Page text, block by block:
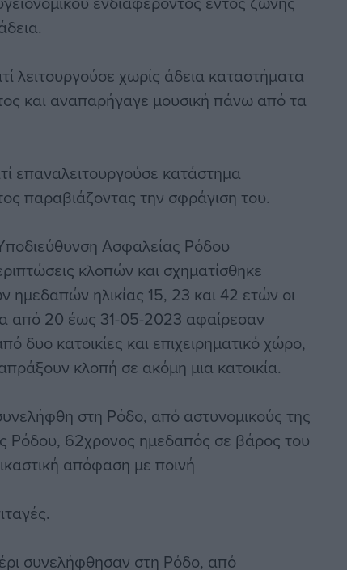
λειτουργούσε χωρίς άδεια καταστήματα
και αναπαρήγαγε μουσική πάνω από τα
επαναλειτουργούσε κατάστημα
παραβιάζοντας την σφράγιση του.
Ασφαλείας Ρόδου
κλοπών και σχηματίσθηκε
ημεδαπών ηλικίας 15, 23 και 42 ετών οι
από 20 έως 31-05-2023 αφαίρεσαν
δυο κατοικίες και επιχειρηματικό χώρο,
κλοπή σε ακόμη μια κατοικία.
στη Ρόδο, από αστυνομικούς της
Ρόδου, 62χρονος ημεδαπός σε βάρος του
απόφαση με ποινή
συνελήφθησαν στη Ρόδο, από